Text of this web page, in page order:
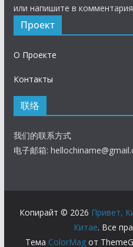
или напишите в
Проект
О Проекте
Контакты
联络
我们的联系方式
电子邮箱:
Копирайт © 2026 Привет,
Китае. Все
Тема ColorMag от